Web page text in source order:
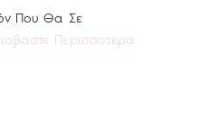
Που Θα Σε
Περισσότερα